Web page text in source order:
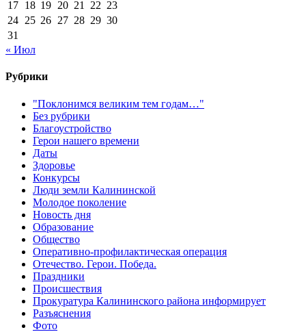
17 18 19 20 21 22 23
24 25 26 27 28 29 30
31
« Июл
Рубрики
"Поклонимся великим тем годам…"
Без рубрики
Благоустройство
Герои нашего времени
Даты
Здоровье
Конкурсы
Люди земли Калининской
Молодое поколение
Новость дня
Образование
Общество
Оперативно-профилактическая операция
Отечество. Герои. Победа.
Праздники
Происшествия
Прокуратура Калининского района информирует
Разъяснения
Фото